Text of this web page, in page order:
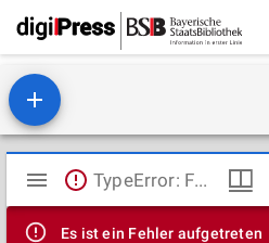
Mirador
Viewer
TypeError: Failed to fetch
Es ist ein Fehler aufgetreten